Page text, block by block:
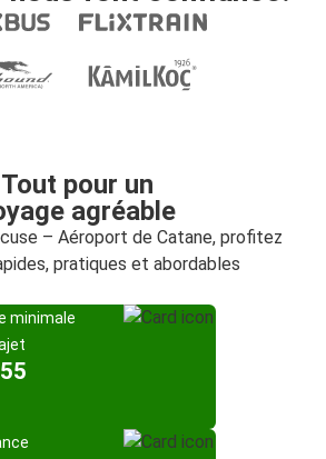
Tout pour un
agréable
– Aéroport de Catane, profitez
pratiques et abordables
minimale